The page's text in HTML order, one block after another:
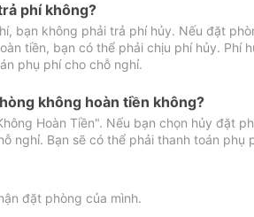
phí không?
bạn không phải trả phí hủy. Nếu đặt
tiền, bạn có thể phải chịu phí hủy. Phí
phụ phí cho chỗ nghỉ.
không hoàn tiền không?
Hoàn Tiền". Nếu bạn chọn hủy đặt
nghỉ. Bạn sẽ có thể phải thanh toán phụ
đặt phòng của mình.